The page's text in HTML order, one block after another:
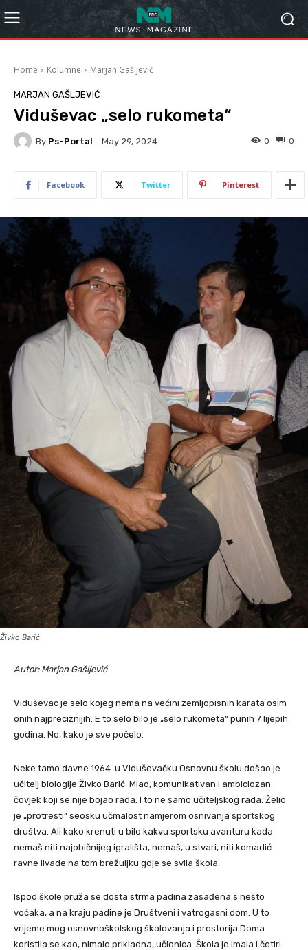
Home Kolumne Marjan Gašljević
MARJAN GAŠLJEVIĆ
Viduševac „selo rukometa“
By Ps-Portal May 29, 2024 0
0
Facebook Twitter Pinterest
Živko Barić
Autor: Marjan Gašljević
Viduševac je selo kojeg nema na većini zemljopisnih karata osim
onih najpreciznijih. E to selo bilo je „selo rukometa“ punih 7 lijepih
godina. No, kako je sve počelo.
Neke tamo davne 1964. u Viduševačku Osnovnu školu došao je
učitelj biologije Živko Barić. Mlad, komunikativan i ambiciozan
čovjek koji se nije bojao rada. I to ne samo učiteljskog rada. Želio
je „protresti“ seosku učmalost namjerom osnivanja sportskog
društva. Ali kako krenuti u bilo kakvu sportsku avanturu kada
nemaš niti najobičnijeg igrališta, nemaš, u stvari, niti komadić
ravne livade na tom brežuljku gdje se svila škola.
Ispod škole pruža se dosta strma padina zasađena s nešto
voćaka, a na kraju padine je Društveni i vatrogasni dom. U to
vrijeme mog osnovnoškolskog školovanja i prostorija Doma
koristila se kao, nimalo prikladna, učionica. Škola je imala i četiri